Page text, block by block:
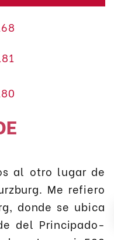
al otro lugar de
Me refiero
donde se ubica
del Principado-